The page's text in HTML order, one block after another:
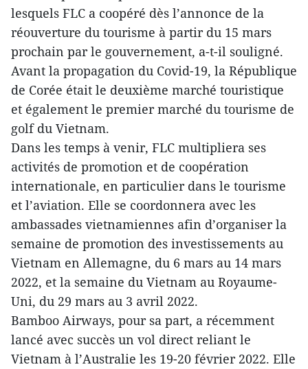
lesquels FLC a coopéré dès l’annonce de la
réouverture du tourisme à partir du 15 mars
prochain par le gouvernement, a-t-il souligné.
Avant la propagation du Covid-19, la République
de Corée était le deuxième marché touristique
et également le premier marché du tourisme de
golf du Vietnam.
Dans les temps à venir, FLC multipliera ses
activités de promotion et de coopération
internationale, en particulier dans le tourisme
et l’aviation. Elle se coordonnera avec les
ambassades vietnamiennes afin d’organiser la
semaine de promotion des investissements au
Vietnam en Allemagne, du 6 mars au 14 mars
2022, et la semaine du Vietnam au Royaume-
Uni, du 29 mars au 3 avril 2022.
Bamboo Airways, pour sa part, a récemment
lancé avec succès un vol direct reliant le
Vietnam à l’Australie les 19-20 février 2022. Elle